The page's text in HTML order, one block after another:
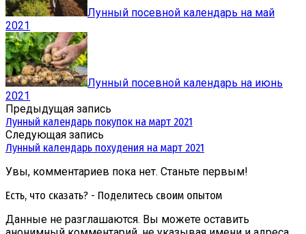
Лунный посевной календарь на май
2021
Лунный посевной календарь на июнь
2021
Предыдущая запись
Лунный календарь покупок на март 2021
Следующая запись
Лунный календарь похудения на март 2021
Увы, комментариев пока нет. Станьте первым!
Есть, что сказать? - Поделитесь своим опытом
Данные не разглашаются. Вы можете оставить